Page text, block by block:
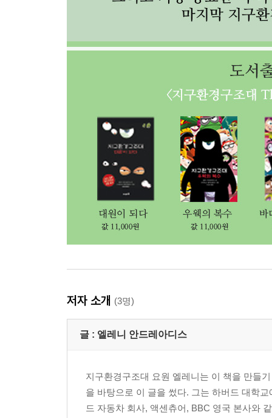
저자 소개 (3명)
글 : 엘레니 안드레아디스
지구환경구조대 요원 엘레니는 이 책을 만들
을 바탕으로 이 글을 썼다. 그는 하버드 대학
드 자동차 회사, 액센츄어, BBC 영국 본사와